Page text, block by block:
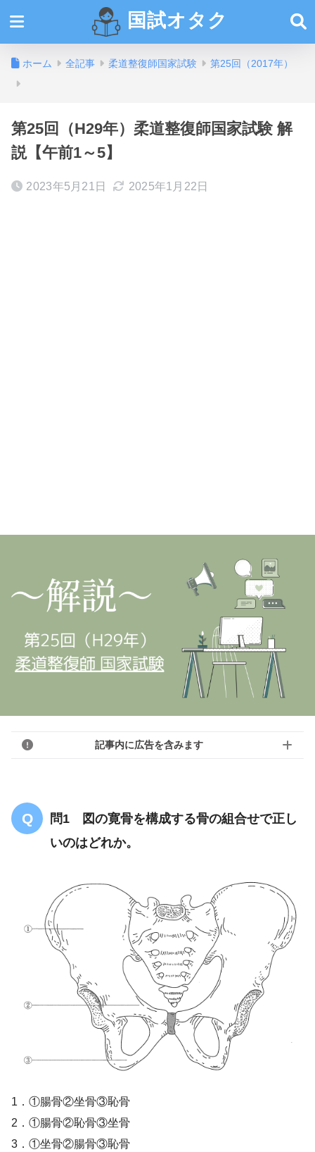
国試オタク
ホーム 全記事 柔道整復師国家試験 第25回（2017年）
第25回（H29年）柔道整復師国家試験 解
説【午前1～5】
2023年5月21日 2025年1月22日
記事内に広告を含みます
問1 図の寛骨を構成する骨の組合せで正し
いのはどれか。
1．①腸骨②坐骨③恥骨
2．①腸骨②恥骨③坐骨
3．①坐骨②腸骨③恥骨